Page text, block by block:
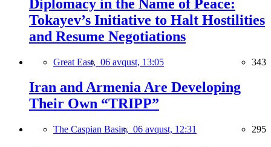
Diplomacy in the Name of Peace:
Tokayev’s Initiative to Halt Hostilities
and Resume Negotiations
Great East, 06 avqust, 13:05 343
Iran and Armenia Are Developing
Their Own “TRIPP”
The Caspian Basin, 06 avqust, 12:31 295